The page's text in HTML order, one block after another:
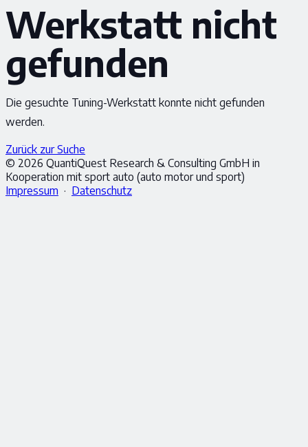
Werkstatt nicht
gefunden
Die gesuchte Tuning-Werkstatt konnte nicht gefunden
werden.
Zurück zur Suche
© 2026 QuantiQuest Research & Consulting GmbH in
Kooperation mit sport auto (auto motor und sport)
Impressum · Datenschutz